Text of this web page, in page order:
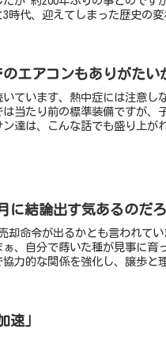
代、迎えてしまった歴史の
エアコンもありがたい
ています、熱中症には注意し
当たり前の標準装備ですが、
ン達は、こんな話でも盛り上
に結論出す気あるのだ
却命令が出るかとも言われて
、自分で蒔いた種が見事に育
協力的な関係を強化し、譲歩と
速」